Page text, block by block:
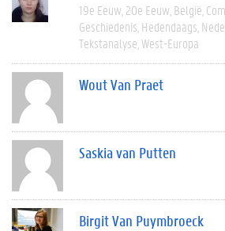
19e Eeuw 20e Eeuw België
Geschiedenis Hedendaags
Tekstanalyse West-Europa
Wout Van Praet
Saskia van Putten
Birgit Van Puymbroeck